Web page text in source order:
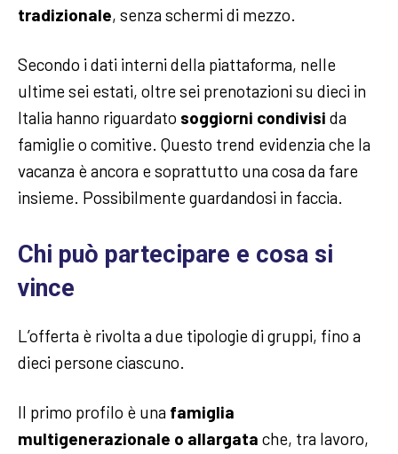
tradizionale, senza schermi di mezzo.
Secondo i dati interni della piattaforma, nelle
ultime sei estati, oltre sei prenotazioni su dieci in
Italia hanno riguardato soggiorni condivisi da
famiglie o comitive. Questo trend evidenzia che la
vacanza è ancora e soprattutto una cosa da fare
insieme. Possibilmente guardandosi in faccia.
Chi può partecipare e cosa si
vince
L’offerta è rivolta a due tipologie di gruppi, fino a
dieci persone ciascuno.
Il primo profilo è una famiglia
multigenerazionale o allargata che, tra lavoro,